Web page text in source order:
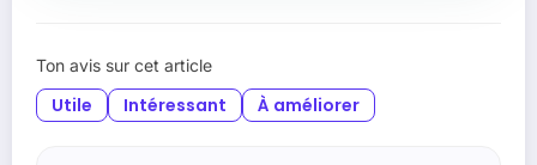
Ton avis sur cet article
Utile Intéressant À améliorer